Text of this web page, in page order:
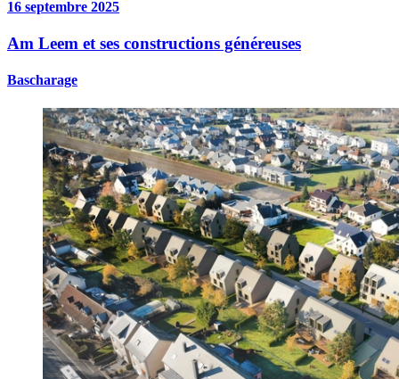
16 septembre 2025
Am Leem et ses constructions généreuses
Bascharage